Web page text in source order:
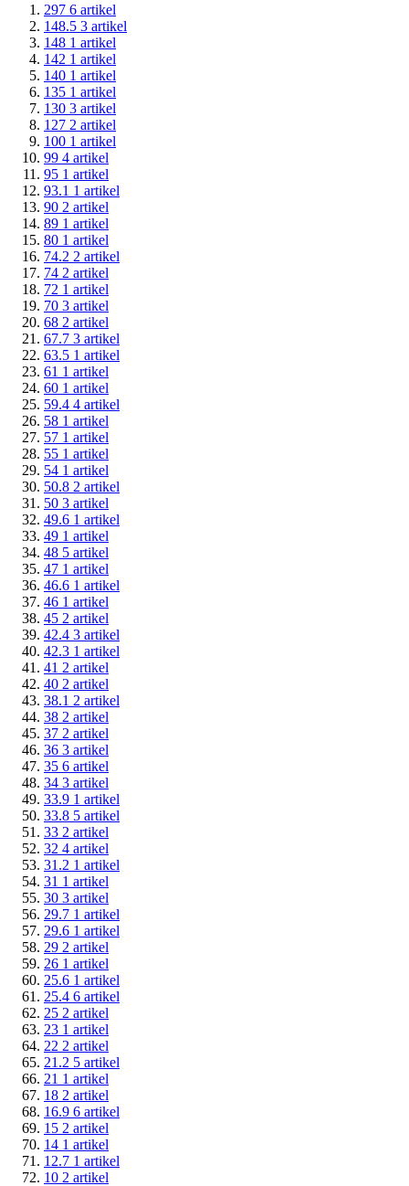
297 6 artikel
148.5 3 artikel
148 1 artikel
142 1 artikel
140 1 artikel
135 1 artikel
130 3 artikel
127 2 artikel
100 1 artikel
99 4 artikel
95 1 artikel
93.1 1 artikel
90 2 artikel
89 1 artikel
80 1 artikel
74.2 2 artikel
74 2 artikel
72 1 artikel
70 3 artikel
68 2 artikel
67.7 3 artikel
63.5 1 artikel
61 1 artikel
60 1 artikel
59.4 4 artikel
58 1 artikel
57 1 artikel
55 1 artikel
54 1 artikel
50.8 2 artikel
50 3 artikel
49.6 1 artikel
49 1 artikel
48 5 artikel
47 1 artikel
46.6 1 artikel
46 1 artikel
45 2 artikel
42.4 3 artikel
42.3 1 artikel
41 2 artikel
40 2 artikel
38.1 2 artikel
38 2 artikel
37 2 artikel
36 3 artikel
35 6 artikel
34 3 artikel
33.9 1 artikel
33.8 5 artikel
33 2 artikel
32 4 artikel
31.2 1 artikel
31 1 artikel
30 3 artikel
29.7 1 artikel
29.6 1 artikel
29 2 artikel
26 1 artikel
25.6 1 artikel
25.4 6 artikel
25 2 artikel
23 1 artikel
22 2 artikel
21.2 5 artikel
21 1 artikel
18 2 artikel
16.9 6 artikel
15 2 artikel
14 1 artikel
12.7 1 artikel
10 2 artikel